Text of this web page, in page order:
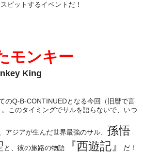
ピットするイベントだ！
モンキー
King
のQ-B-CONTINUEDとなる今回（旧暦で言
このタイミングでサルを語らないで、いつ
アジアが生んだ世界最強のサル、 孫悟
と、彼の旅路の物語 『西遊記』 だ！